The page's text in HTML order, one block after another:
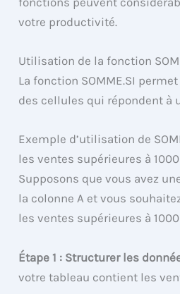
votre productivité.
Utilisation de la fonction
La fonction SOMME.SI
des cellules qui répondent à
Exemple d’utilisation de
les ventes supérieures à
Supposons que vous avez
la colonne A et vous
les ventes supérieures à
Étape 1 : Structurer les
votre tableau contient les